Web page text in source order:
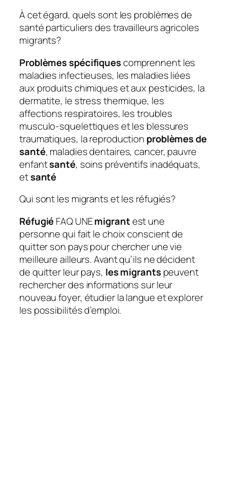
À cet égard, quels sont les problèmes de
santé particuliers des travailleurs agricoles
migrants?
Problèmes spécifiquescomprennent les
maladies infectieuses, les maladies liées
aux produits chimiques et aux pesticides, la
dermatite, le stress thermique, les
affections respiratoires, les troubles
musculo-squelettiques et les blessures
traumatiques, la reproduction problèmes de
santé, maladies dentaires, cancer, pauvre
enfantsanté, soins préventifs inadéquats,
etsanté
Qui sont les migrants et les réfugiés?
RéfugiéFAQUNEmigrantest une
personne qui fait le choix conscient de
quitter son pays pour chercher une vie
meilleure ailleurs. Avant qu’ils ne décident
de quitter leur pays, les migrantspeuvent
rechercher des informations sur leur
nouveau foyer, étudier la langue et explorer
les possibilités d’emploi.